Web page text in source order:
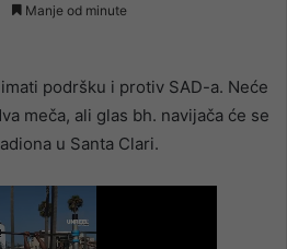
Manje od minute
podršku i protiv SAD-a. Neće
meča, ali glas bh. navijača će se
u Santa Clari.